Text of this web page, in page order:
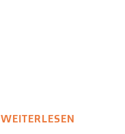
WEITERLESEN